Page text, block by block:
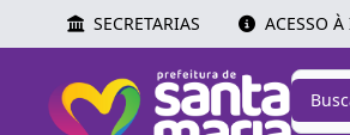
SECRETARIAS ACESSO